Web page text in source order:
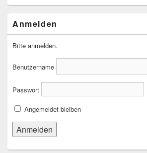
Anmelden
Bitte anmelden.
Benutzername
Passwort
Angemeldet bleiben